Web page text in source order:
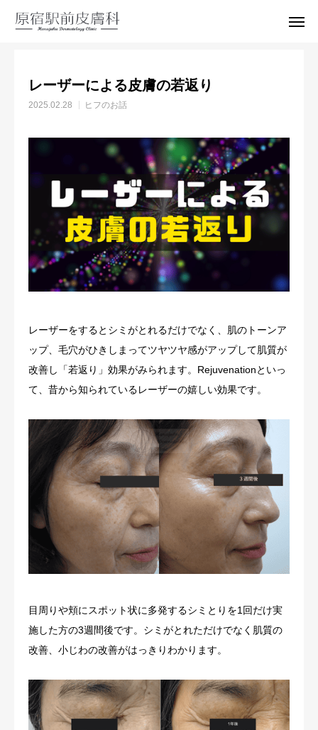
はらひふブログ
レーザーによる皮膚の若返り
2025.02.28 ヒフのお話
レーザーをするとシミがとれるだけでなく、肌のトーンア
ップ、毛穴がひきしまってツヤツヤ感がアップして肌質が
改善し「若返り」効果がみられます。Rejuvenationといっ
て、昔から知られているレーザーの嬉しい効果です。
目周りや頬にスポット状に多発するシミとりを1回だけ実
施した方の3週間後です。シミがとれただけでなく肌質の
改善、小じわの改善がはっきりわかります。
受診予約
スタッフ紹介
診療案内
よくみる症状・病気
アクセス